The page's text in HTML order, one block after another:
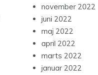
november 2022
juni 2022
maj 2022
april 2022
marts 2022
januar 2022